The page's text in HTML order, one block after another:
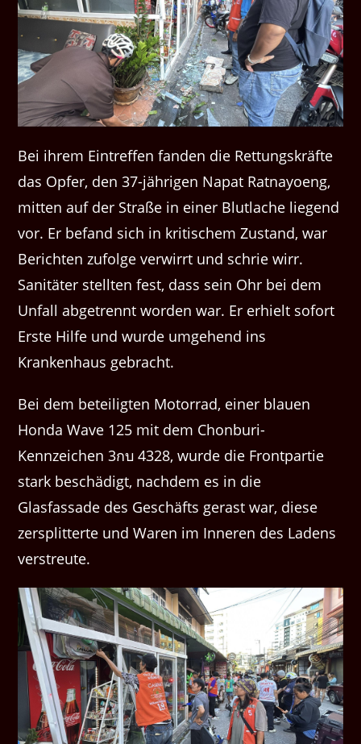
Bei ihrem Eintreffen fanden die Rettungskräfte
das Opfer, den 37-jährigen Napat Ratnayoeng,
mitten auf der Straße in einer Blutlache liegend
vor. Er befand sich in kritischem Zustand, war
Berichten zufolge verwirrt und schrie wirr.
Sanitäter stellten fest, dass sein Ohr bei dem
Unfall abgetrennt worden war. Er erhielt sofort
Erste Hilfe und wurde umgehend ins
Krankenhaus gebracht.
Bei dem beteiligten Motorrad, einer blauen
Honda Wave 125 mit dem Chonburi-
Kennzeichen 3กบ 4328, wurde die Frontpartie
stark beschädigt, nachdem es in die
Glasfassade des Geschäfts gerast war, diese
zersplitterte und Waren im Inneren des Ladens
verstreute.